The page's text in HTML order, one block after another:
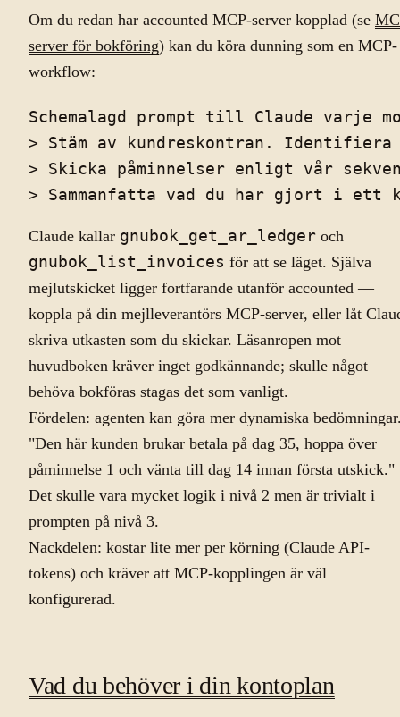
Om du redan har accounted MCP-server kopplad (se
server för bokföring) kan du köra dunning som en MCP-
workflow:
Schemalagd prompt till Claude varje
> Stäm av kundreskontran.
> Skicka påminnelser enligt vår
Claude kallar gnubok_get_ar_ledger och
gnubok_list_invoices för att se läget. Själva
mejlutskicket ligger fortfarande utanför accounted —
koppla på din mejlleverantörs MCP-server, eller låt
skriva utkasten som du skickar. Läsanropen mot
huvudboken kräver inget godkännande; skulle något
behöva bokföras stagas det som vanligt.
Fördelen: agenten kan göra mer dynamiska
"Den här kunden brukar betala på dag 35, hoppa över
påminnelse 1 och vänta till dag 14 innan första utskick."
Det skulle vara mycket logik i nivå 2 men är trivialt i
prompten på nivå 3.
Nackdelen: kostar lite mer per körning (Claude API-
tokens) och kräver att MCP-kopplingen är väl
konfigurerad.
Vad du behöver i din kontoplan